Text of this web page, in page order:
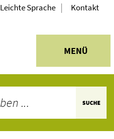
MENÜ
Leichte Sprache | Kontakt
SUCHE